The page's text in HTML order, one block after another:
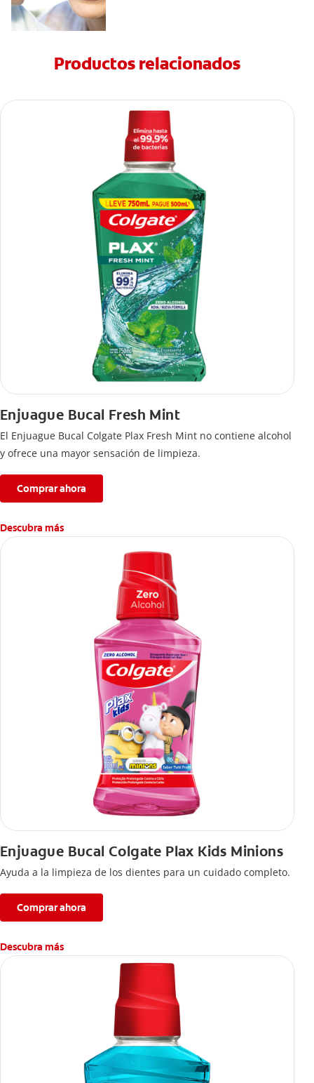
Productos relacionados
Enjuague Bucal Fresh Mint
El Enjuague Bucal Colgate Plax Fresh Mint no contiene alcohol
y ofrece una mayor sensación de limpieza.
Comprar ahora
Descubra más
Enjuague Bucal Colgate Plax Kids Minions
Ayuda a la limpieza de los dientes para un cuidado completo.
Comprar ahora
Descubra más